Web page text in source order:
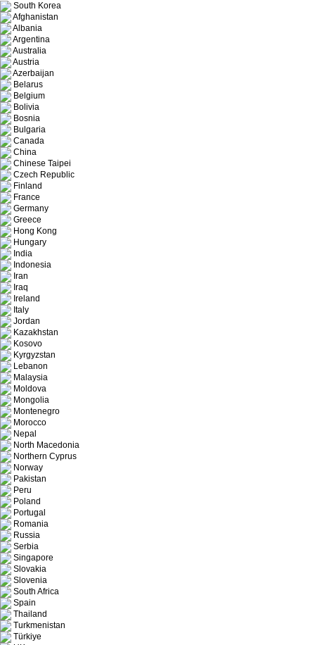
South Korea
Afghanistan
Albania
Argentina
Australia
Austria
Azerbaijan
Belarus
Belgium
Bolivia
Bosnia
Bulgaria
Canada
China
Chinese Taipei
Czech Republic
Finland
France
Germany
Greece
Hong Kong
Hungary
India
Indonesia
Iran
Iraq
Ireland
Italy
Jordan
Kazakhstan
Kosovo
Kyrgyzstan
Lebanon
Malaysia
Moldova
Mongolia
Montenegro
Morocco
Nepal
North Macedonia
Northern Cyprus
Norway
Pakistan
Peru
Poland
Portugal
Romania
Russia
Serbia
Singapore
Slovakia
Slovenia
South Africa
Spain
Thailand
Turkmenistan
Türkiye